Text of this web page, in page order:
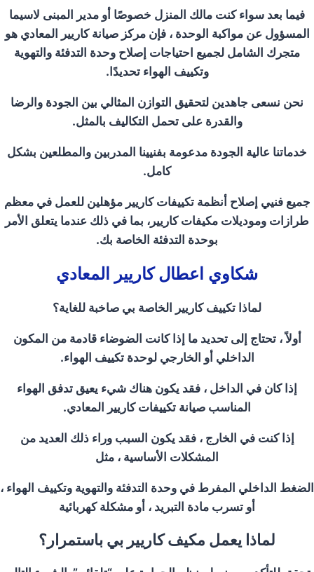
فيما بعد سواء كنت مالك المنزل خصوصًا أو مدير المبنى لاسيما
المسؤول عن مواكبة الوحدة ، فإن مركز صيانة كاريير المعادي هو
متجرك الشامل لجميع احتياجات إصلاح وحدة التدفئة والتهوية
وتكييف الهواء تحديدًا.
نحن نسعى جاهدين لتحقيق التوازن المثالي بين الجودة والرضا
والقدرة على تحمل التكاليف بالمثل.
خدماتنا عالية الجودة مدعومة بفنيينا المدربين والمطلعين بشكل
كامل.
جميع فنيي إصلاح أنظمة تكييفات كاريير مؤهلين للعمل في معظم
طرازات وموديلات مكيفات كاريير، بما في ذلك عندما يتعلق الأمر
بوحدة التدفئة الخاصة بك.
شكاوي اعطال كاريير المعادي
لماذا تكييف كاريير الخاصة بي صاخبة للغاية؟
أولاً ، تحتاج إلى تحديد ما إذا كانت الضوضاء قادمة من المكون
الداخلي أو الخارجي لوحدة تكييف الهواء.
إذا كان في الداخل ، فقد يكون هناك شيء يعيق تدفق الهواء
المناسب صيانة تكييفات كاريير المعادي.
إذا كنت في الخارج ، فقد يكون السبب وراء ذلك العديد من
المشكلات الأساسية ، مثل
الضغط الداخلي المفرط في وحدة التدفئة والتهوية وتكييف الهواء ،
أو تسرب مادة التبريد ، أو مشكلة كهربائية
لماذا يعمل مكيف كاريير بي باستمرار؟